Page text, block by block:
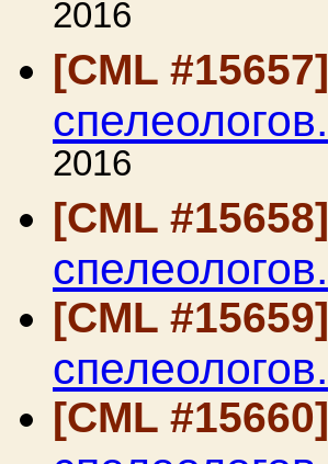
2016
[CML #15657]
спелеологов.
2016
[CML #15658]
спелеологов.
[CML #15659]
спелеологов.
[CML #15660]